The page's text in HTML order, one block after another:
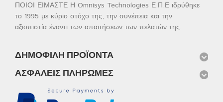
ΠΟΙΟΙ ΕΙΜΑΣΤΕ Η Omnisys Technologies Ε.Π.Ε ιδρύθηκε
το 1995 με κύριο στόχο της, την συνέπεια και την
αξιοπιστία έναντι των απαιτήσεων των πελατών της.
ΔΗΜΟΦΙΛΉ ΠΡΟΪΌΝΤΑ
ΑΣΦΑΛΕΊΣ ΠΛΗΡΩΜΈΣ